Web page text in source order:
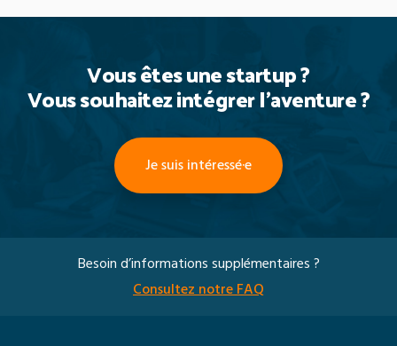
Vous êtes une startup ?
Vous souhaitez intégrer l’aventure ?
Je suis intéressé·e
Besoin d’informations supplémentaires ?
Consultez notre FAQ